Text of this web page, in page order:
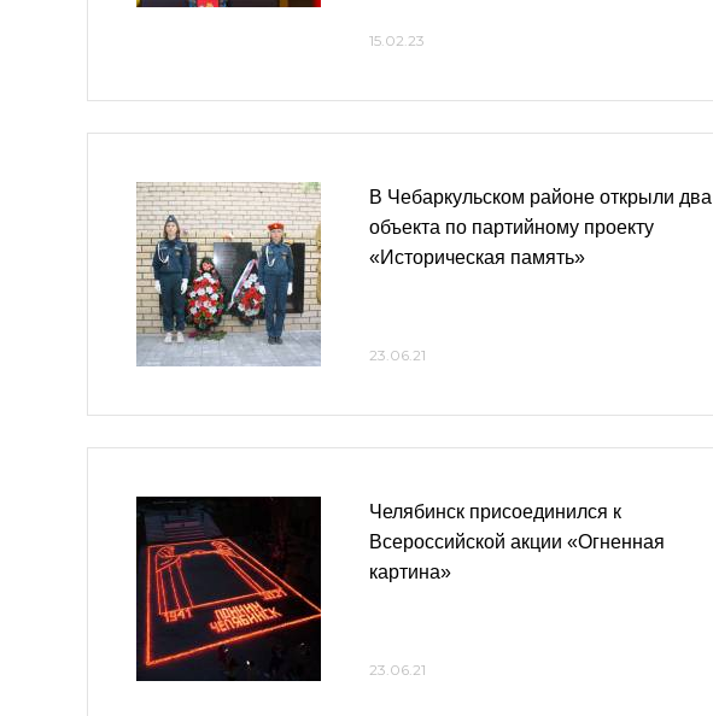
15.02.23
В Чебаркульском районе открыли два
объекта по партийному проекту
«Историческая память»
23.06.21
Челябинск присоединился к
Всероссийской акции «Огненная
картина»
23.06.21